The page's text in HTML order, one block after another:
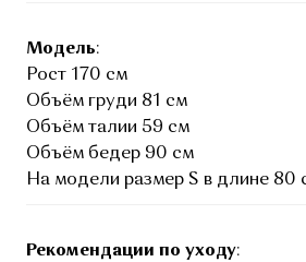
Модель:
Рост 170 см
Объём груди 81 см
Объём талии 59 см
Объём бедер 90 см
На модели размер S в длине 80
Рекомендации по уходу: